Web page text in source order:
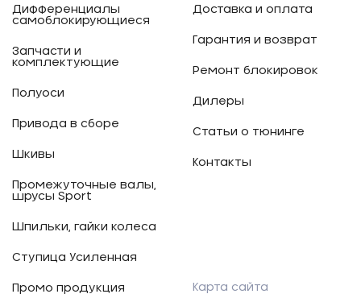
Дифференциалы
самоблокирующиеся
Запчасти и
комплектующие
Полуоси
Привода в сборе
Шкивы
Промежуточные валы,
шрусы Sport
Шпильки, гайки колеса
Ступица Усиленная
Промо продукция
Доставка и оплата
Гарантия и возврат
Ремонт блокировок
Дилеры
Статьи о тюнинге
Контакты
Карта сайта